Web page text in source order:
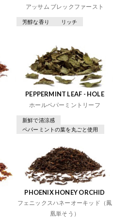
アッサム ブレックファースト
芳醇な香り リッチ
PEPPERMINT LEAF - HOLE
ホールペパーミントリーフ
新鮮で清涼感
ペパーミントの葉を丸ごと使用
PHOENIX HONEY ORCHID
フェニックスハネーオーキッド（鳳
凰単そう）